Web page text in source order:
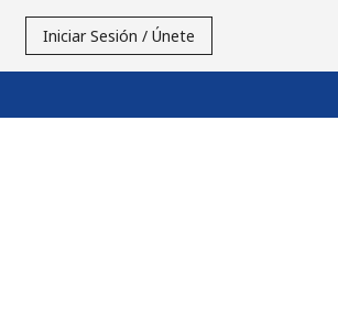
Iniciar Sesión / Únete